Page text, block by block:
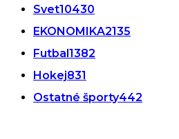
Svet10430
EKONOMIKA2135
Futbal1382
Hokej831
Ostatné športy442